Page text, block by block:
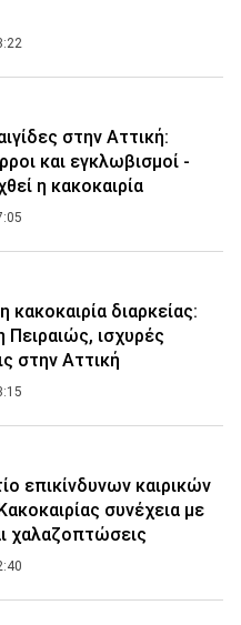
στην Αττική:
και εγκλωβισμοί -
η κακοκαιρία
κακοκαιρία διαρκείας:
Πειραιώς, ισχυρές
στην Αττική
επικίνδυνων καιρικών
συνέχεια με
χαλαζοπτώσεις